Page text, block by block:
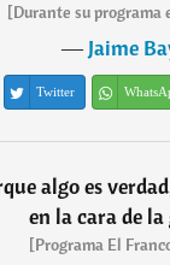
[Durante su programa
―Jaime
Twitter
algo es
en la cara de la
[Programa El